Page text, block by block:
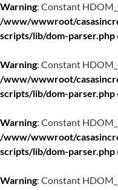
Warning: Constant
/www/wwwroot/
scripts/lib/dom-parser.php
Warning: Constant
/www/wwwroot/
scripts/lib/dom-parser.php
Warning: Constant
/www/wwwroot/
scripts/lib/dom-parser.php
Warning: Constant